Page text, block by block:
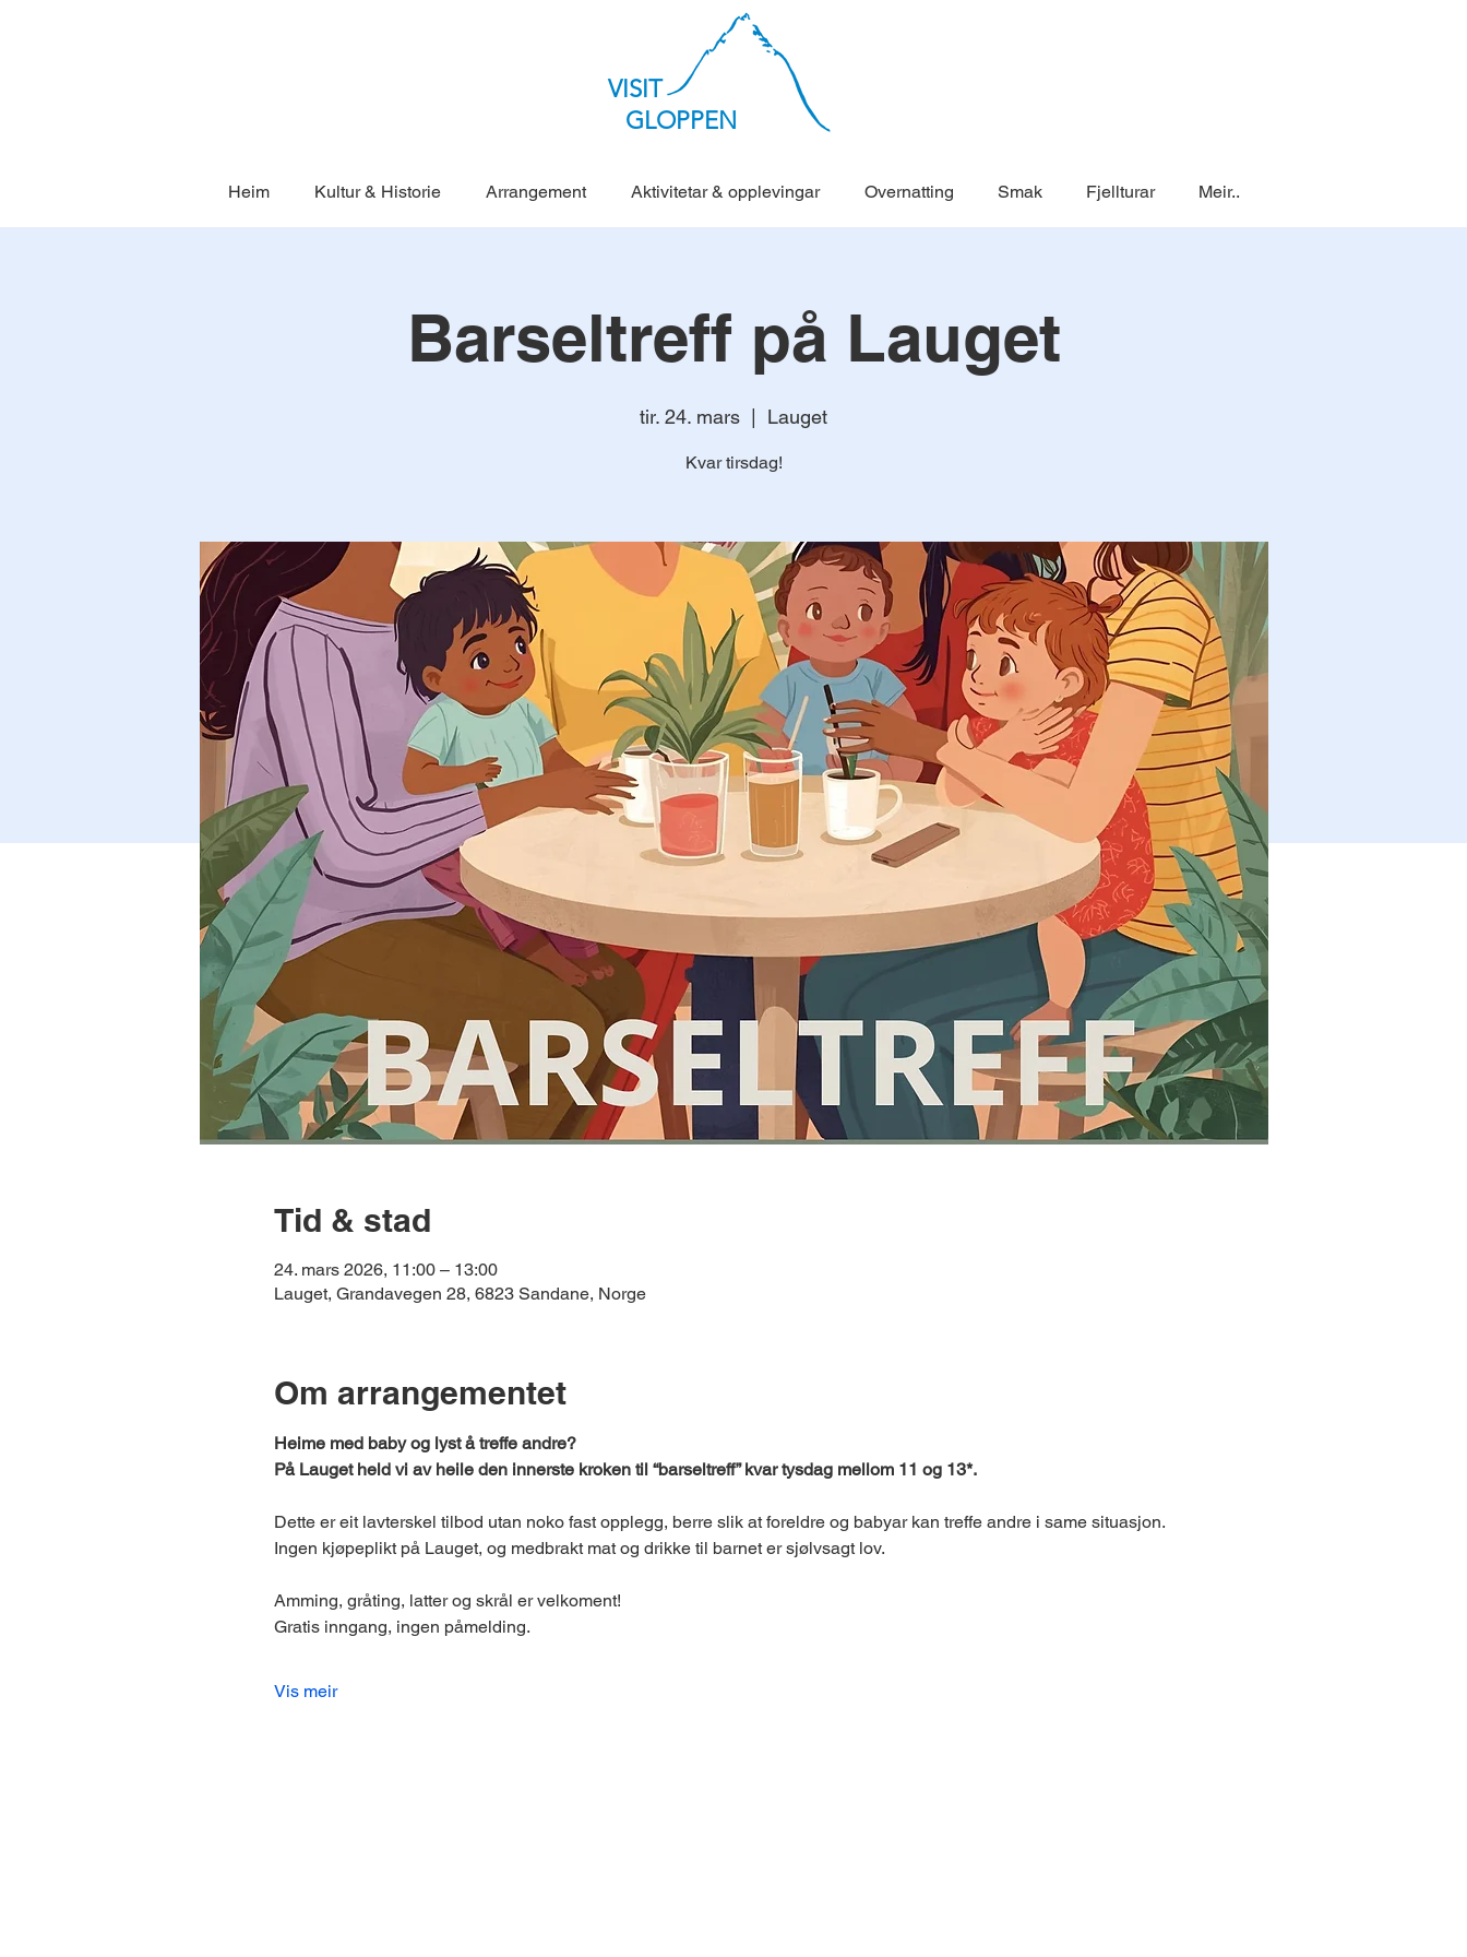
VISIT
GLOPPEN
Heim Kultur & Historie Arrangement Aktivitetar & opplevingar Overnatting Smak Fjellturar Meir..
Barseltreff på Lauget
tir. 24. mars Lauget
Kvar tirsdag!
Tid & stad
24. mars 2026, 11:00 – 13:00
Lauget, Grandavegen 28, 6823 Sandane, Norge
Om arrangementet
Heime med baby og lyst å treffe andre?
På Lauget held vi av heile den innerste kroken til “barseltreff” kvar tysdag mellom 11 og 13*.
Dette er eit lavterskel tilbod utan noko fast opplegg, berre slik at foreldre og babyar kan treffe andre i same situasjon.
Ingen kjøpeplikt på Lauget, og medbrakt mat og drikke til barnet er sjølvsagt lov.
Amming, gråting, latter og skrål er velkoment!
Gratis inngang, ingen påmelding.
Vis meir